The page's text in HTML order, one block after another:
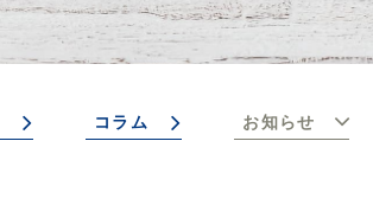
コラム お知らせ